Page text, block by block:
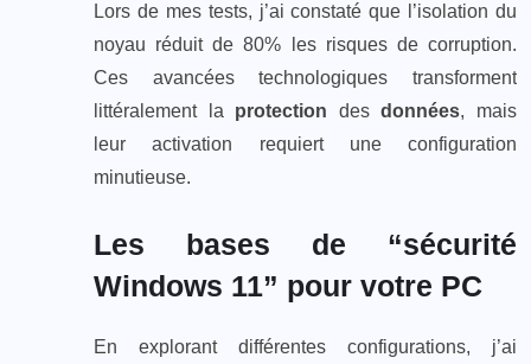
Lors de mes tests, j’ai constaté que l’isolation du
noyau réduit de 80% les risques de corruption.
Ces avancées technologiques transforment
littéralement la protection desdonnées, mais
leur activation requiert une configuration
minutieuse.
Les bases de “sécurité
Windows 11” pour votre PC
En explorant différentes configurations, j’ai